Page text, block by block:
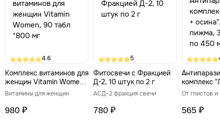
4.6
Комплекс витаминов для
женщин Vitamin Women,
90 табл *800 мг
Витамины для женщин
980 ₽
5
Фитосвечи с Фракцией
Д-2, 10 штук по 2 г
АСД-2 фракция свечи
780 ₽
комплекс
осина",
От глистов и
565 ₽